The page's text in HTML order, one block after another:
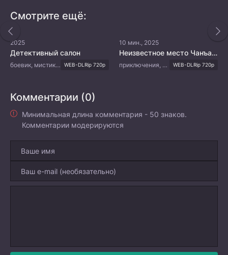
Смотрите ещё:
2025
Детективный салон
боевик, мистика, комедия WEB-DLRip 720p
10 мин., 2025
Неизвестное место Чанъаня: реликвии династии Тан
приключения, триллер, мистика WEB-DLRip 720p
Комментарии (0)
Минимальная длина комментария - 50 знаков.
Комментарии модерируются